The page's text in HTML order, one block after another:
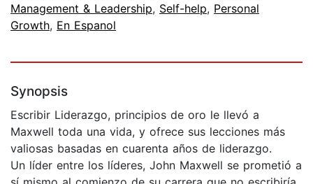
Management & Leadership, Self-help, Personal
Growth, En Espanol
Synopsis
Escribir Liderazgo, principios de oro le llevó a
Maxwell toda una vida, y ofrece sus lecciones más
valiosas basadas en cuarenta años de liderazgo.
Un líder entre los líderes, John Maxwell se prometió a